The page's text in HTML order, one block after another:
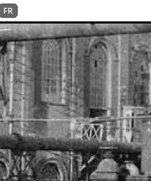
FR
WAR